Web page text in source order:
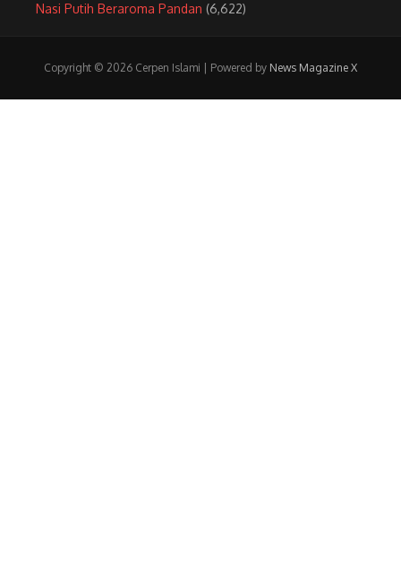
Nasi Putih Beraroma Pandan (6,622)
Copyright © 2026 Cerpen Islami | Powered by News Magazine X